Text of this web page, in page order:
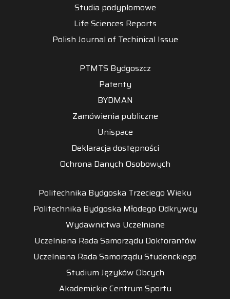
Studia podyplomowe
Life Sciences Reports
Polish Journal of Techinical Issue
PTMTS Bydgoszcz
Patenty
BYDMAN
Zamówienia publiczne
Unispace
Deklaracja dostępności
Ochrona Danych Osobowych
Politechnika Bydgoska Trzeciego Wieku
Politechnika Bydgoska Młodego Odkrywcy
Wydawnictwa Uczelniane
Uczelniana Rada Samorządu Doktorantów
Uczelniana Rada Samorządu Studenckiego
Studium Języków Obcych
Akademickie Centrum Sportu